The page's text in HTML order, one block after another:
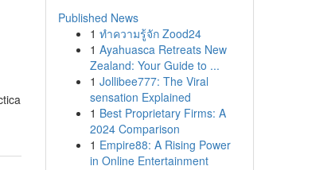
Published News
1 ทำความรู้จัก Zood24
1 Ayahuasca Retreats New
Zealand: Your Guide to ...
1 Jollibee777: The Viral
sensation Explained
1 Best Proprietary Firms: A
2024 Comparison
1 Empire88: A Rising Power
in Online Entertainment